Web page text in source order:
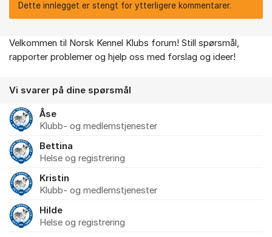
Dette innlegget er stengt for ytterligere kommentarer.
Om forumet
Velkommen til Norsk Kennel Klubs forum! Still spørsmål,
rapporter problemer og hjelp oss med forslag og ideer!
Vi svarer på dine spørsmål
Åse
Klubb- og medlemstjenester
Bettina
Helse og registrering
Kristin
Klubb- og medlemstjenester
Hilde
Helse og registrering